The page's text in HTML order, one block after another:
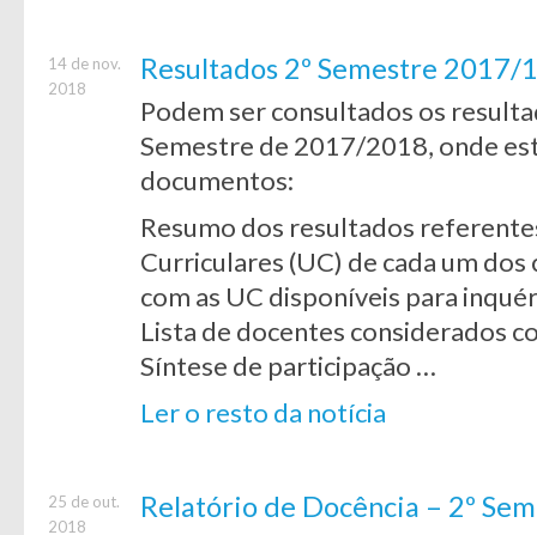
14 de nov.
2018
Resultados 2º Semestre 2017/
Podem ser consultados os
Semestre de 2017/2018, onde
documentos:
Resumo dos resultados
Curriculares (UC) de cada um
com as UC disponíveis para
Lista de docentes considerados
Síntese de participação …
Ler o resto da notícia
25 de out.
2018
Relatório de Docência – 2º